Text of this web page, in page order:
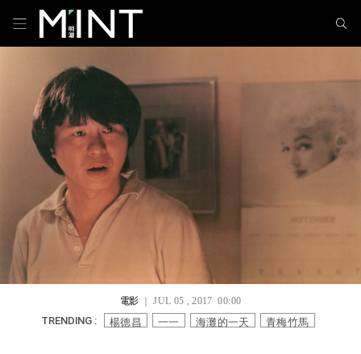
電影｜ JUL 05 , 2017 00:00
TRENDING : 楊德昌 一一 海灘的一天 青梅竹馬